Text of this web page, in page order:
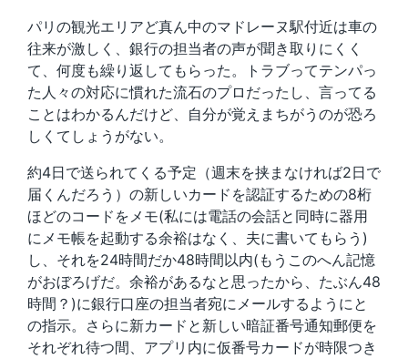
パリの観光エリアど真ん中のマドレーヌ駅付近は車の
往来が激しく、銀行の担当者の声が聞き取りにくく
て、何度も繰り返してもらった。トラブってテンパっ
た人々の対応に慣れた流石のプロだったし、言ってる
ことはわかるんだけど、自分が覚えまちがうのが恐ろ
しくてしょうがない。
約4日で送られてくる予定（週末を挟まなければ2日で
届くんだろう）の新しいカードを認証するための8桁
ほどのコードをメモ(私には電話の会話と同時に器用
にメモ帳を起動する余裕はなく、夫に書いてもらう)
し、それを24時間だか48時間以内(もうこのへん記憶
がおぼろげだ。余裕があるなと思ったから、たぶん48
時間？)に銀行口座の担当者宛にメールするようにと
の指示。さらに新カードと新しい暗証番号通知郵便を
それぞれ待つ間、アプリ内に仮番号カードが時限つき